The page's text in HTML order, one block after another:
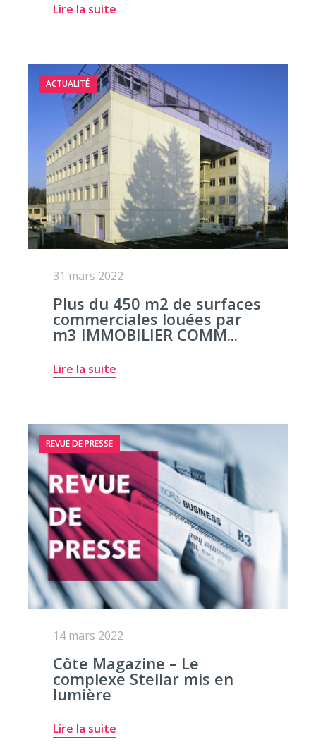
Lire la suite
ACTUALITÉ
31 mars 2022
Plus du 450 m2 de surfaces
commerciales louées par
m3 IMMOBILIER COMM...
Lire la suite
REVUE DE PRESSE
14 mars 2022
Côte Magazine – Le
complexe Stellar mis en
lumière
Lire la suite